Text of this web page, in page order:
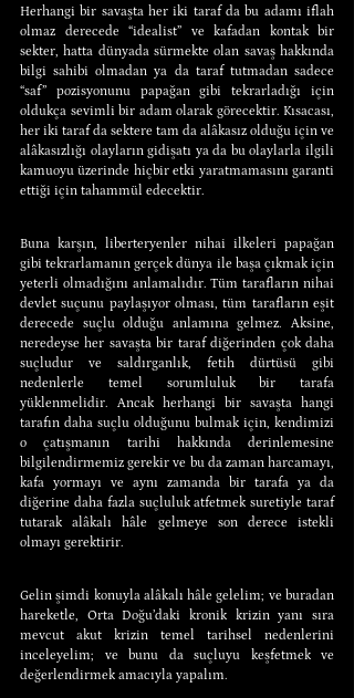
Herhangi bir savaşta her iki taraf da bu adamı iflah
olmaz derecede “idealist” ve kafadan kontak bir
sekter, hatta dünyada sürmekte olan savaş hakkında
bilgi sahibi olmadan ya da taraf tutmadan sadece
“saf” pozisyonunu papağan gibi tekrarladığı için
oldukça sevimli bir adam olarak görecektir. Kısacası,
her iki taraf da sektere tam da alâkasız olduğu için ve
alâkasızlığı olayların gidişatı ya da bu olaylarla ilgili
kamuoyu üzerinde hiçbir etki yaratmamasını garanti
ettiği için tahammül edecektir.
Buna karşın, liberteryenler nihai ilkeleri papağan
gibi tekrarlamanın gerçek dünya ile başa çıkmak için
yeterli olmadığını anlamalıdır. Tüm tarafların nihai
devlet suçunu paylaşıyor olması, tüm tarafların eşit
derecede suçlu olduğu anlamına gelmez. Aksine,
neredeyse her savaşta bir taraf diğerinden çok daha
suçludur ve saldırganlık, fetih dürtüsü gibi
nedenlerle temel sorumluluk bir tarafa
yüklenmelidir. Ancak herhangi bir savaşta hangi
tarafın daha suçlu olduğunu bulmak için, kendimizi
o çatışmanın tarihi hakkında derinlemesine
bilgilendirmemiz gerekir ve bu da zaman harcamayı,
kafa yormayı ve aynı zamanda bir tarafa ya da
diğerine daha fazla suçluluk atfetmek suretiyle taraf
tutarak alâkalı hâle gelmeye son derece istekli
olmayı gerektirir.
Gelin şimdi konuyla alâkalı hâle gelelim; ve buradan
hareketle, Orta Doğu’daki kronik krizin yanı sıra
mevcut akut krizin temel tarihsel nedenlerini
inceleyelim; ve bunu da suçluyu keşfetmek ve
değerlendirmek amacıyla yapalım.